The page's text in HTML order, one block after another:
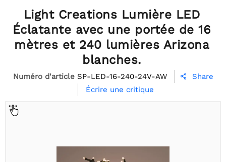
Light Creations Lumière LED
Éclatante avec une portée de 16
mètres et 240 lumières Arizona
blanches.
Numéro d'article SP-LED-16-240-24V-AW 
Share
Écrire une critique